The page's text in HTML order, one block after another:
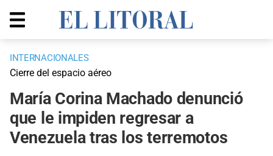
INTERNACIONALES
Cierre del espacio aéreo
María Corina Machado denunció
que le impiden regresar a
Venezuela tras los terremotos